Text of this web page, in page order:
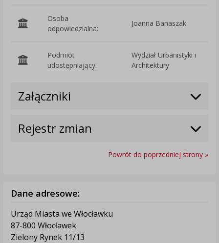
Osoba
odpowiedzialna:
Joanna Banaszak
Podmiot
udostępniający:
Wydział Urbanistyki i
Architektury
Załączniki
Rejestr zmian
Powrót do poprzedniej strony »
Dane adresowe:
Urząd Miasta we Włocławku
87-800 Włocławek
Zielony Rynek 11/13